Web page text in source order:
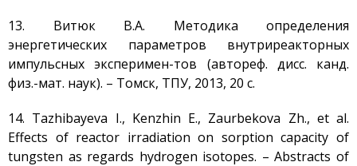
Почта
Контакты
13. Витюк В.А. Методика определения
энергетических параметров внутриреакторных
импульсных эксперимен-тов (автореф. дисс. канд.
физ.-мат. наук). – Томск, ТПУ, 2013, 20 с.
14. Tazhibayeva I., Kenzhin E., Zaurbekova Zh., et al.
Effects of reactor irradiation on sorption capacity of
tungsten as regards hydrogen isotopes. – Abstracts of